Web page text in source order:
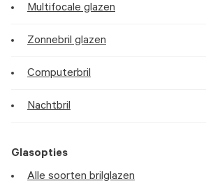
Multifocale glazen
Zonnebril glazen
Computerbril
Nachtbril
Glasopties
Alle soorten brilglazen